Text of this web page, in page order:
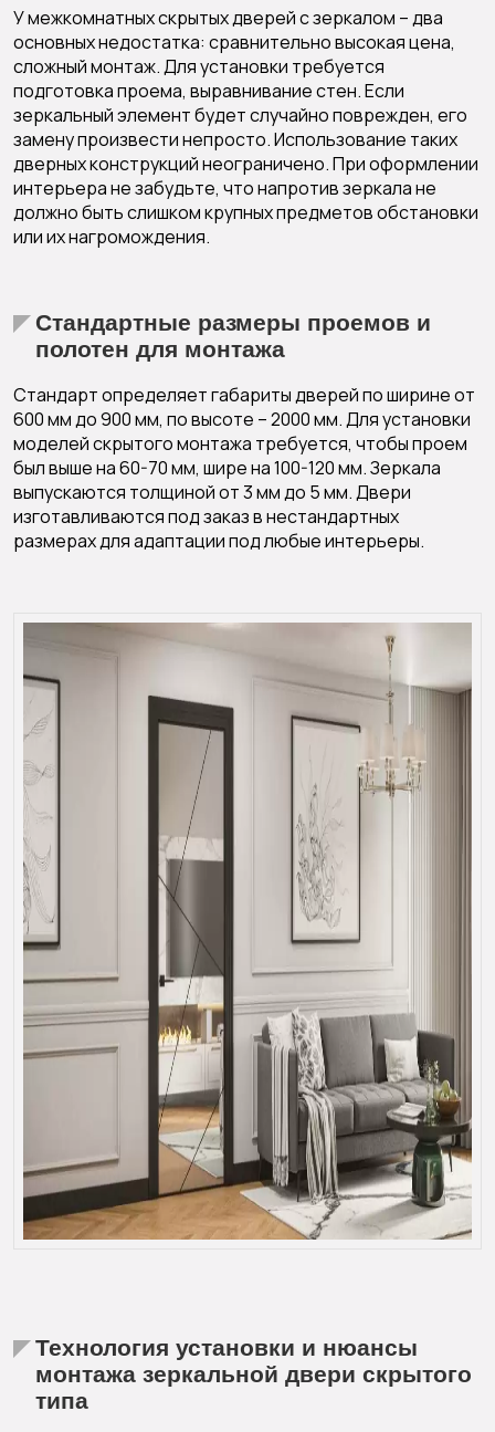
У межкомнатных скрытых дверей с зеркалом – два
основных недостатка: сравнительно высокая цена,
сложный монтаж. Для установки требуется
подготовка проема, выравнивание стен. Если
зеркальный элемент будет случайно поврежден, его
замену произвести непросто. Использование таких
дверных конструкций неограничено. При оформлении
интерьера не забудьте, что напротив зеркала не
должно быть слишком крупных предметов обстановки
или их нагромождения.
Стандартные размеры проемов и
полотен для монтажа
Стандарт определяет габариты дверей по ширине от
600 мм до 900 мм, по высоте – 2000 мм. Для установки
моделей скрытого монтажа требуется, чтобы проем
был выше на 60-70 мм, шире на 100-120 мм. Зеркала
выпускаются толщиной от 3 мм до 5 мм. Двери
изготавливаются под заказ в нестандартных
размерах для адаптации под любые интерьеры.
Технология установки и нюансы
монтажа зеркальной двери скрытого
типа